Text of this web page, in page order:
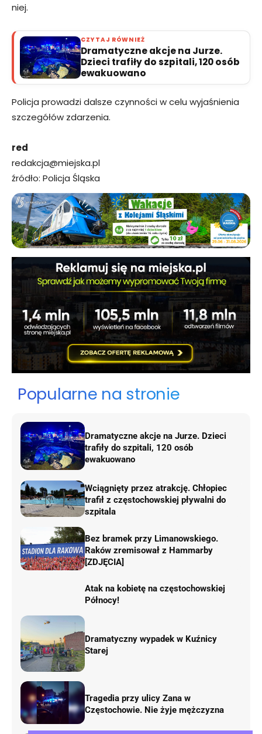
niej.
CZYTAJ RÓWNIEŻ
Dramatyczne akcje na Jurze.
Dzieci trafiły do szpitali, 120 osób
ewakuowano
Policja prowadzi dalsze czynności w celu wyjaśnienia
szczegółów zdarzenia.
red
redakcja@miejska.pl
źródło: Policja Śląska
Popularne na stronie
Dramatyczne akcje na Jurze. Dzieci
trafiły do szpitali, 120 osób
ewakuowano
Wciągnięty przez atrakcję. Chłopiec
trafił z częstochowskiej pływalni do
szpitala
Bez bramek przy Limanowskiego.
Raków zremisował z Hammarby
[ZDJĘCIA]
Atak na kobietę na częstochowskiej
Północy!
Dramatyczny wypadek w Kuźnicy
Starej
Tragedia przy ulicy Zana w
Częstochowie. Nie żyje mężczyzna